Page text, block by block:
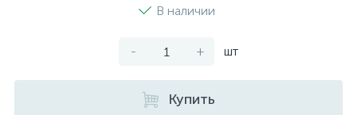
В наличии
- + шт
Купить